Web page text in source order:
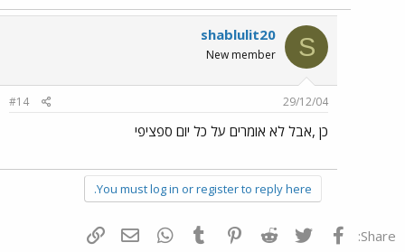
S
shablulit20
New member
29/12/04
#14
כן ,אבל לא אומרים על כל יום ספציפי
You must log in or register to reply here.
Share: פייסבוק Twitter
Reddit
Pinterest
Tumblr
WhatsAppדואר אלקטרוני